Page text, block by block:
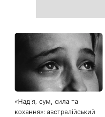
«Надія, сум, сила та
кохання»: австралійський